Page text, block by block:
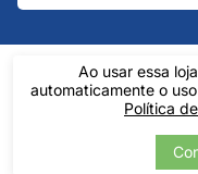
Ao usar essa
automaticamente o
Política